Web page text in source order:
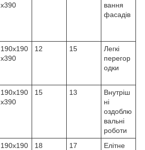
х390
вання
фасадів
190х190
х390
12 15
Легкі
перегор
одки
190х190
х390
15 13
Внутріш
ні
оздоблю
вальні
роботи
190х190
18 17
Елітне